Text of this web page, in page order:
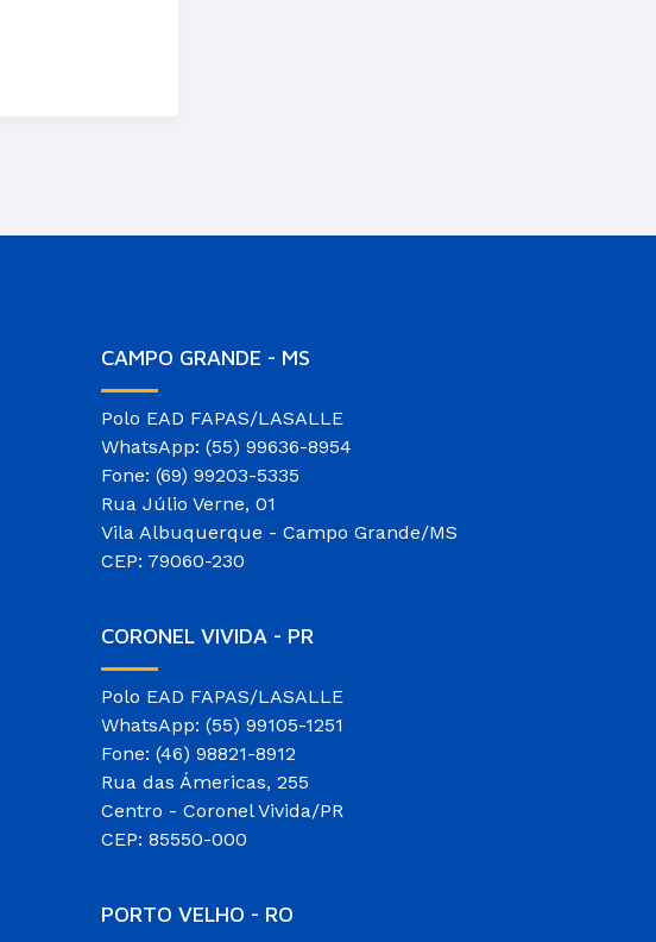
CAMPO GRANDE - MS
Polo EAD FAPAS/LASALLE
WhatsApp: (55) 99636-8954
Fone: (69) 99203-5335
Rua Júlio Verne, 01
Vila Albuquerque - Campo Grande/MS
CEP: 79060-230
CORONEL VIVIDA - PR
Polo EAD FAPAS/LASALLE
WhatsApp: (55) 99105-1251
Fone: (46) 98821-8912
Rua das Ámericas, 255
Centro - Coronel Vivida/PR
CEP: 85550-000
PORTO VELHO - RO